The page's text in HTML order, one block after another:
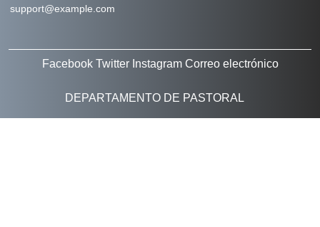
support@example.com
Facebook Twitter Instagram Correo electrónico
DEPARTAMENTO DE PASTORAL